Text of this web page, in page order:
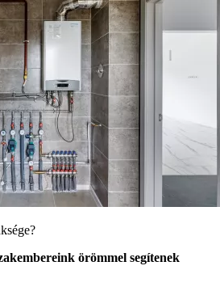
örömmel segítenek